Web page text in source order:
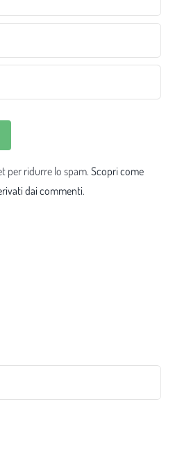
per ridurre lo spam. Scopri come
dai commenti.